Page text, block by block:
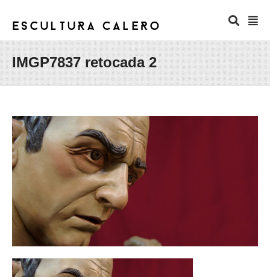
IMGP7837 retocada 2